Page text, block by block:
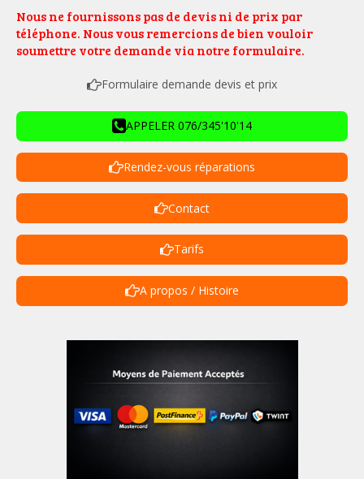
Nous ne fournissons pas de devis ni de prix par
téléphone. Nous vous remercions de bien vouloir
soumettre votre demande via notre formulaire.
Formulaire demande devis et prix
APPELER 076/345'10'14
Rendez-vous réparations
Contact
Tarifs
A propos / Histoire